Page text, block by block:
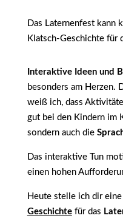
Das Laternenfest kann
Klatsch-Geschichte für
Interaktive Ideen und
besonders am Herzen.
weiß ich, dass
gut bei den Kindern im
sondern auch die
Das interaktive Tun
einen hohen
Heute stelle ich dir
Geschichtefür das